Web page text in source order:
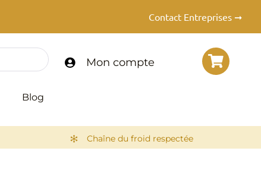
Contact Entreprises ➞
Blog
Mon compte
Chaîne du froid respectée